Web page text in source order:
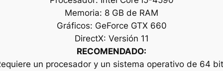
Memoria: 8 GB de RAM
Gráficos: GeForce GTX 660
DirectX: Versión 11
RECOMENDADO:
un procesador y un sistema operativo de 64